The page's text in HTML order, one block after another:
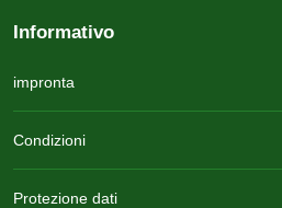
Informativo
impronta
Condizioni
Protezione dati